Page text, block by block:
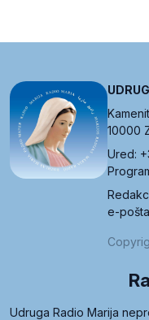
10000
Ured:
e-
Udruga Radio Marija